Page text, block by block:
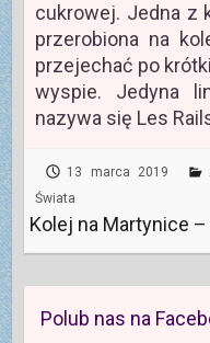
cukrowej. Jedna z
przerobiona na
przejechać po
wyspie. Jedyna
nazywa się Les
13 marca 2019
Świata
Kolej na Martynice
Polub nas na